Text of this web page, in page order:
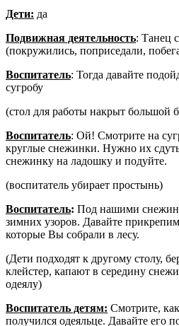
Дети: да
Подвижная деятельность: Танец
(покружились, поприседали,
Воспитатель: Тогда давайте
сугробу
(стол для работы накрыт большой
Воспитатель: Ой! Смотрите на
круглые снежинки. Нужно их
снежинку на ладошку и подуйте.
(воспитатель убирает простынь)
Воспитатель: Под нашими
зимних узоров. Давайте
которые Вы собрали в лесу.
(Дети подходят к другому столу,
клейстер, капают в середину
одеялу)
Воспитатель детям: Смотрите,
получился одеяльце. Давайте его